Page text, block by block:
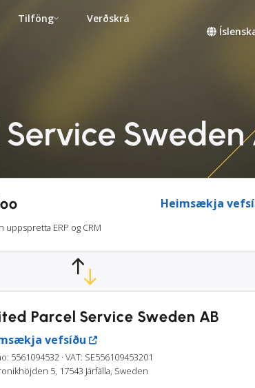
Tilföng
Verðskrá
Heimsækja
uppspretta ERP og CRM
Parcel Service Sweden AB
vefsíðu
5561094532 · VAT: SE556109453201
5, 17543 Järfälla, Sweden